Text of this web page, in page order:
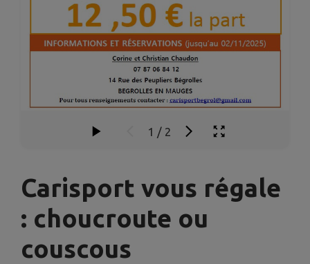
1 / 2
Carisport vous régale
: choucroute ou
couscous